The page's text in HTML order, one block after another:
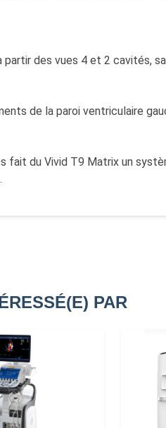
des vues 4 et 2 cavités,
de la paroi ventriculaire
fait du Vivid T9 Matrix un
PAR